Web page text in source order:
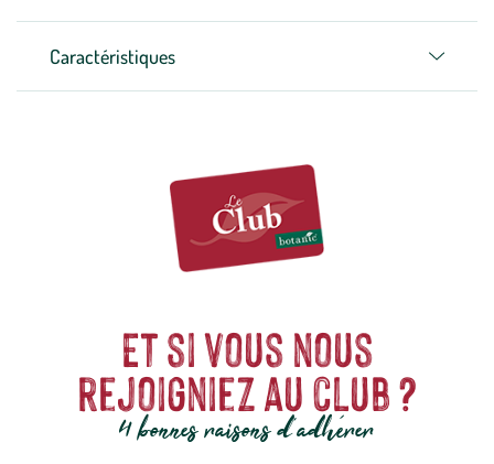
Caractéristiques
Et si vous nous
rejoigniez au club ?
4 bonnes raisons d'adhérer